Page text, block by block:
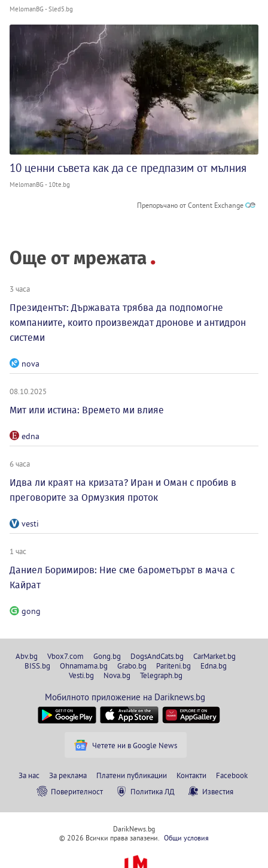
MelomanBG - Sled5.bg
10 ценни съвета как да се предпазим от мълния
MelomanBG - 10te.bg
Препоръчано от Content Exchange
Още от мрежата
3 часа
Президентът: Държавата трябва да подпомогне
компаниите, които произвеждат дронове и антидрон
системи
nova
08.10.2025
Мит или истина: Времето ми влияе
edna
6 часа
Идва ли краят на кризата? Иран и Оман с пробив в
преговорите за Ормузкия проток
vesti
1 час
Даниел Боримиров: Ние сме барометърът в мача с
Кайрат
gong
Abv.bg Vbox7.com Gong.bg DogsAndCats.bg
CarMarket.bg
BISS.bg
Ohnamama.bg Grabo.bg Pariteni.bg
Edna.bg
Vesti.bg
Nova.bg Telegraph.bg
Мобилното приложение на Dariknews.bg
Четете ни в Google News
За нас За реклама Платени публикации Контакти
Facebook
Поверителност
Политика ЛД Известия
DarikNews.bg
© 2026 Всички права запазени. Общи условия